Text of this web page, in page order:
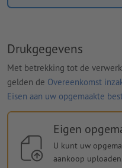
Drukgegevens
Met betrekking tot de
gelden de Overeenkomst
Eisen aan uw opgemaakte
Eigen
U kunt uw
aankoop uploaden.